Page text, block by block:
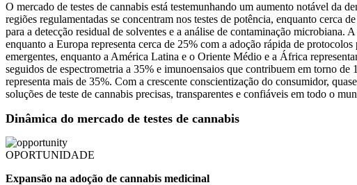
O mercado de testes de cannabis está testemunhando um aumento notável da
regiões regulamentadas se concentram nos testes de potência, enquanto cerca
para a detecção residual de solventes e a análise de contaminação
enquanto a Europa representa cerca de 25% com a adoção rápida de
emergentes, enquanto a América Latina e o Oriente Médio e a África
seguidos de espectrometria a 35% e imunoensaios que contribuem em torno
representa mais de 35%. Com a crescente conscientização do consumidor,
soluções de teste de cannabis precisas, transparentes e confiáveis ​​em todo o
Dinâmica do mercado de testes de cannabis
OPORTUNIDADE
Expansão na adoção de cannabis medicinal